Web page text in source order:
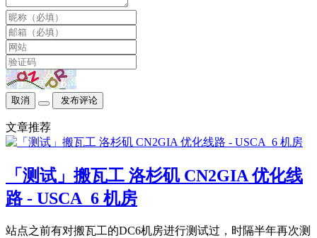
取消 发布评论
文章推荐
「测试」搬瓦工 洛杉矶 CN2GIA 优化线
路 - USCA_6 机房
站点之前有对搬瓦工的DC6机房进行测试过，时隔半年再次测